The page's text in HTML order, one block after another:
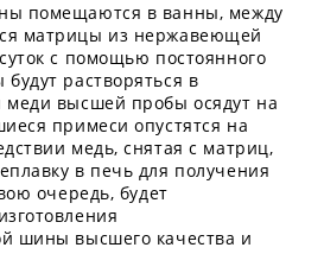
помещаются в ванны, между
матрицы из нержавеющей
с помощью постоянного
растворяться в
меди высшей пробы осядут на
примеси опустятся на
медь, снятая с матриц,
в печь для получения
очередь, будет
шины высшего качества и